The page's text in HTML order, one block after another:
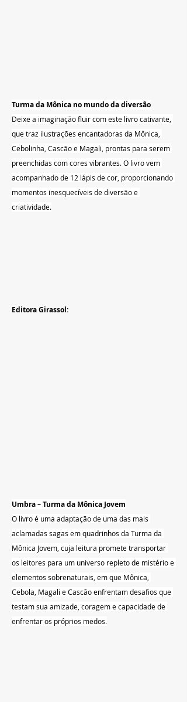
Turma da Mônica no mundo da diversão
Deixe a imaginação fluir com este livro cativante,
que traz ilustrações encantadoras da Mônica,
Cebolinha, Cascão e Magali, prontas para serem
preenchidas com cores vibrantes. O livro vem
acompanhado de 12 lápis de cor, proporcionando
momentos inesquecíveis de diversão e
criatividade.
Editora Girassol:
Umbra – Turma da Mônica Jovem
O livro é uma adaptação de uma das mais
aclamadas sagas em quadrinhos da Turma da
Mônica Jovem, cuja leitura promete transportar
os leitores para um universo repleto de mistério e
elementos sobrenaturais, em que Mônica,
Cebola, Magali e Cascão enfrentam desafios que
testam sua amizade, coragem e capacidade de
enfrentar os próprios medos.